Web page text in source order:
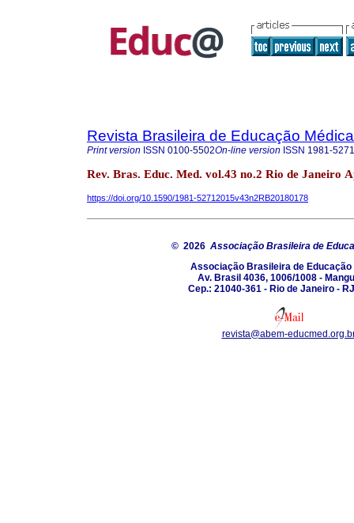
Revista Brasileira de Educação Médica
Print version ISSN 0100-5502On-line version ISSN 1981-5271
Rev. Bras. Educ. Med. vol.43 no.2 Rio de Janeiro
https://doi.org/10.1590/1981-52712015v43n2RB20180178
© 2026 Associação Brasileira de
Associação Brasileira de Educação
Av. Brasil 4036, 1006/1008 -
Cep.: 21040-361 - Rio de Janeiro -
revista@abem-